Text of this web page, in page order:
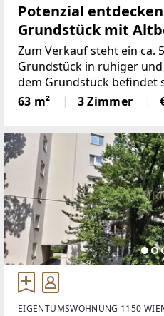
Potenzial
Grundstück mit
Zum Verkauf steht ein ca.
Grundstück in ruhiger
dem Grundstück befindet
mit rund 63 m²
grundsätzlich
63 m² 3 Zimmer
EIGENTUMSWOHNUNG 1150